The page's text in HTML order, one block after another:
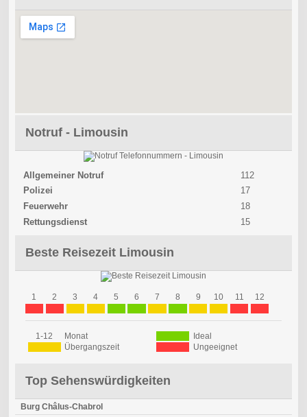
Notruf - Limousin
Allgemeiner Notruf
112
Polizei
17
Feuerwehr
18
Rettungsdienst
15
Beste Reisezeit Limousin
1 2 3 4 5 6 7 8 9 10 11 12
1-12 Monat
Ideal
Übergangszeit
Ungeeignet
Top Sehenswürdigkeiten
Burg Châlus-Chabrol